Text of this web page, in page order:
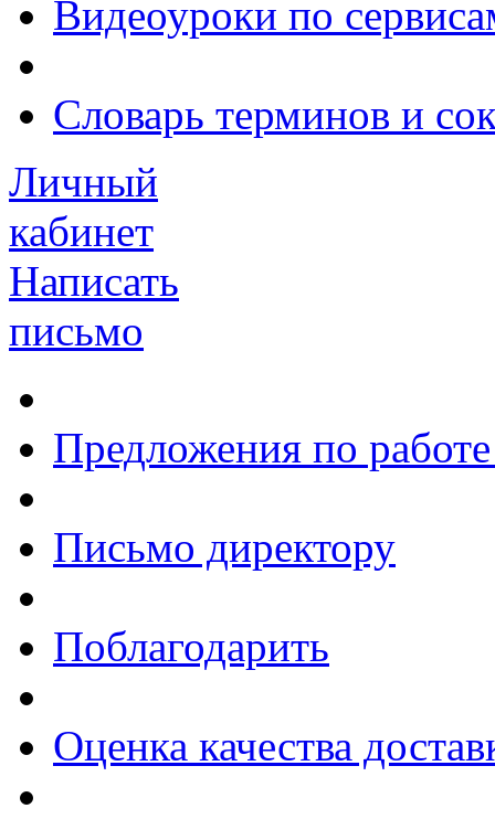
Видеоуроки по
Словарь терминов и
Личный
кабинет
Написать
письмо
Предложения по работе
Письмо директору
Поблагодарить
Оценка качества